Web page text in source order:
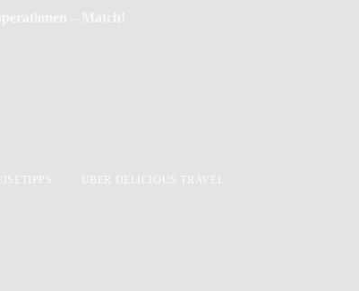
ÜBER DELICIOUS TRAVEL